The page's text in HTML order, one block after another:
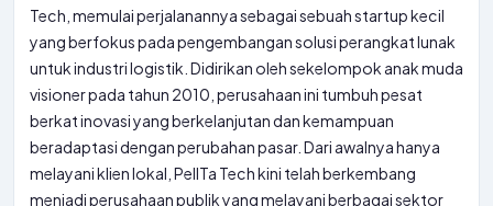
Tech, memulai perjalanannya sebagai sebuah startup kecil
yang berfokus pada pengembangan solusi perangkat lunak
untuk industri logistik. Didirikan oleh sekelompok anak muda
visioner pada tahun 2010, perusahaan ini tumbuh pesat
berkat inovasi yang berkelanjutan dan kemampuan
beradaptasi dengan perubahan pasar. Dari awalnya hanya
melayani klien lokal, PelITa Tech kini telah berkembang
menjadi perusahaan publik yang melayani berbagai sektor